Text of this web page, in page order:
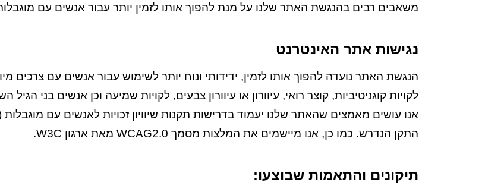
משאבים רבים בהנגשת האתר שלנו על מנת להפוך אותו לזמין יותר עבור אנשים עם
נגישות אתר האינטרנט
הנגשת האתר נועדה להפוך אותו לזמין, ידידותי ונוח יותר לשימוש עבור אנשים עם צרכים
לקויות קוגניטיביות, קוצר רואי, עיוורון או עיוורון צבעים, לקויות שמיעה וכן אנשים בני הגיל
התקן הנדרש. כמו כן, אנו מיישמים את המלצות מסמך WCAG2.0 מאת ארגון W3C.
תיקונים והתאמות שבוצעו: